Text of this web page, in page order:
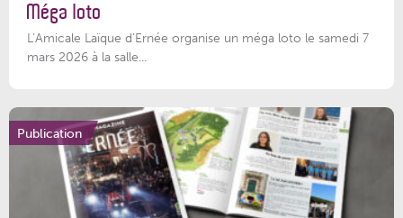
Méga loto
L’Amicale Laïque d’Ernée organise un méga loto le samedi 7
mars 2026 à la salle...
Publication